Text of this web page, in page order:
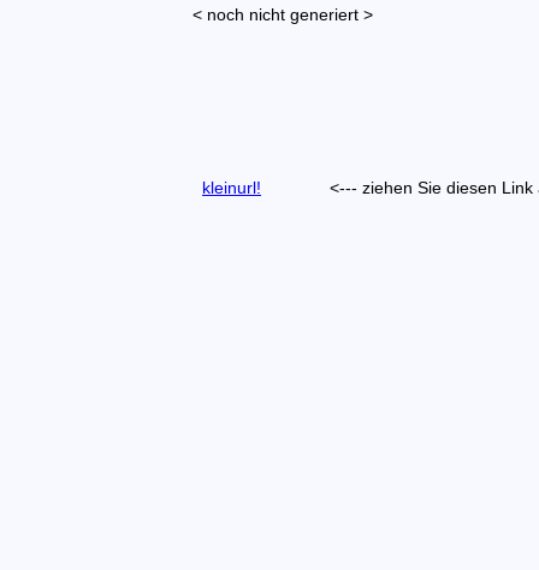
< noch nicht generiert >
kleinurl! <--- ziehen Sie diesen